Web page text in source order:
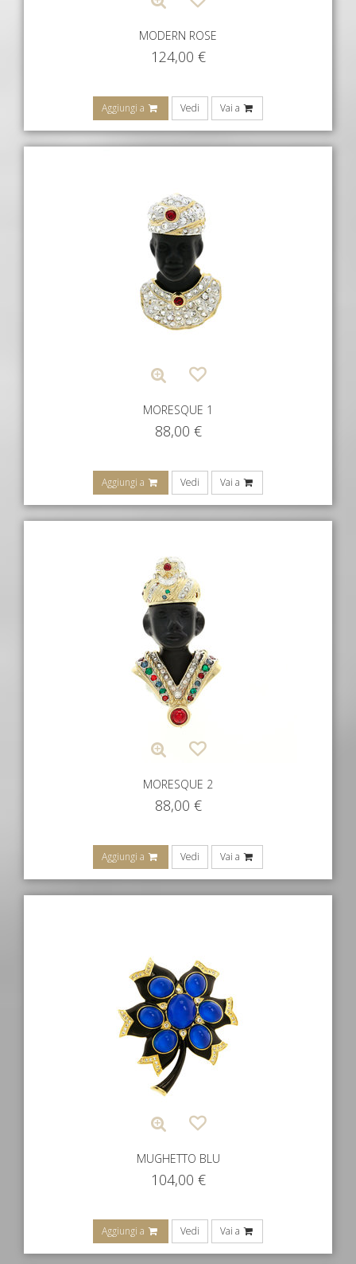
MODERN ROSE
124,00 €
Aggiungi a Vedi Vai a
MORESQUE 1
88,00 €
Aggiungi a Vedi Vai a
MORESQUE 2
88,00 €
Aggiungi a Vedi Vai a
MUGHETTO BLU
104,00 €
Aggiungi a Vedi Vai a